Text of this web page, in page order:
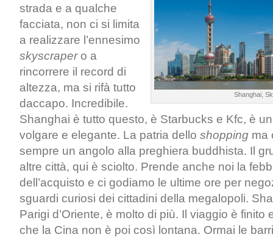
Shanghai,
strada e a qualche
facciata, non ci si limita
a realizzare l’ennesimo
skyscrapero a
rincorrere il record di
altezza, ma si rifà tutto
daccapo. Incredibile.
Shanghai è tutto questo, è Starbucks e Kfc, è
volgare e elegante. La patria dello shopping ma
sempre un angolo alla preghiera buddhista. Il
altre città, qui è sciolto. Prende anche noi la
dell’acquisto e ci godiamo le ultime ore per
sguardi curiosi dei cittadini della megalopoli.
Parigi d’Oriente, è molto di più. Il viaggio è finito
che la Cina non è poi così lontana. Ormai le